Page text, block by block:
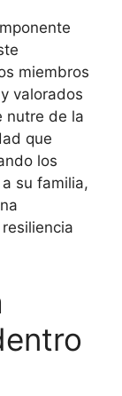
miembros
valorados
nutre de la
que
los
su familia,